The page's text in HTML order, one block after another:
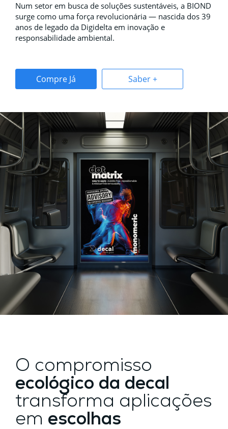
Num setor em busca de soluções sustentáveis, a BIOND
surge como uma força revolucionária — nascida dos 39
anos de legado da Digidelta em inovação e
responsabilidade ambiental.
Compre Já Saber +
O compromisso
ecológico da decal
transforma aplicações
em escolhas